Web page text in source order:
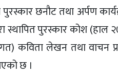
छनौट तथा अर्पण
पुरस्कार कोश (हाल
कविता लेखन तथा वाचन
छ ।